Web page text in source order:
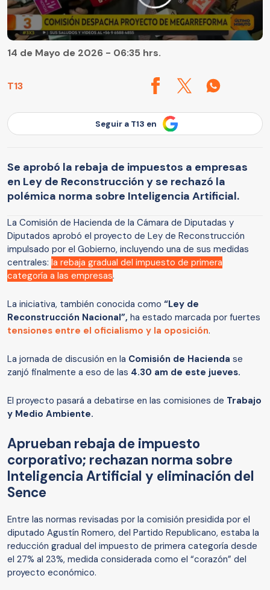
T13
14 de Mayo de 2026 - 06:35 hrs.
Seguir a T13 en
Se aprobó la rebaja de impuestos a empresas
en Ley de Reconstrucción y se rechazó la
polémica norma sobre Inteligencia Artificial.
La Comisión de Hacienda de la Cámara de Diputadas y
Diputados aprobó el proyecto de Ley de Reconstrucción
impulsado por el Gobierno, incluyendo una de sus medidas
centrales: la rebaja gradual del impuesto de primera
categoría a las empresas.
La iniciativa, también conocida como “Ley de
Reconstrucción Nacional”, ha estado marcada por fuertes
tensiones entre el oficialismo y la oposición.
La jornada de discusión en la Comisión de Hacienda se
zanjó finalmente a eso de las 4.30 am de este jueves.
El proyecto pasará a debatirse en las comisiones de Trabajo
y Medio Ambiente.
Aprueban rebaja de impuesto
corporativo; rechazan norma sobre
Inteligencia Artificial y eliminación del
Sence
Entre las normas revisadas por la comisión presidida por el
diputado Agustín Romero, del Partido Republicano, estaba la
reducción gradual del impuesto de primera categoría desde
el 27% al 23%, medida considerada como el “corazón” del
proyecto económico.